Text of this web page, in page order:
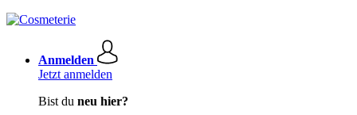
Anmelden
Jetzt anmelden
Bist du neu hier?